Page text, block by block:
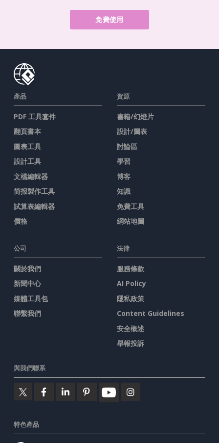
免費使用
產品
PDF 工具套件
翻頁書本
圖表工具
設計工具
文檔編輯器
简报製作工具
試算表編輯器
價格
資源
書籍/幻燈片
設計/圖表
討論區
學習
博客
知識
免費工具
網站地圖
公司
關於我們
新聞中心
媒體工具包
聯繫我們
法律
服務條款
AI Policy
隱私政策
Content Guidelines
安全概述
舉報投訴
與我們聯系
特色產品